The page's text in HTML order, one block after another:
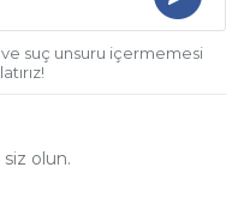
suç unsuru içermemesi
olun.